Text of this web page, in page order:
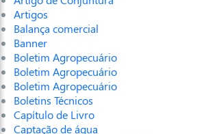
Artigos
Balança comercial
Banner
Boletim Agropecuário
Boletim Agropecuário
Boletim Agropecuário
Boletins Técnicos
Capítulo de Livro
Captação de água